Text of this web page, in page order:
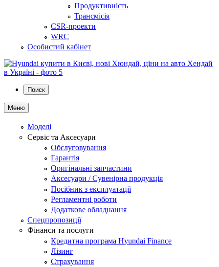
Продуктивність
Трансмісія
CSR-проекти
WRC
Особистий кабінет
Поиск
Меню
Моделі
Сервіс та Аксесуари
Обслуговування
Гарантія
Оригінальні запчастини
Аксесуари / Сувенірна продукція
Посібник з експлуатації
Регламентні роботи
Додаткове обладнання
Спецпропозиції
Фінанси та послуги
Кредитна програма Hyundai Finance
Лізинг
Страхування